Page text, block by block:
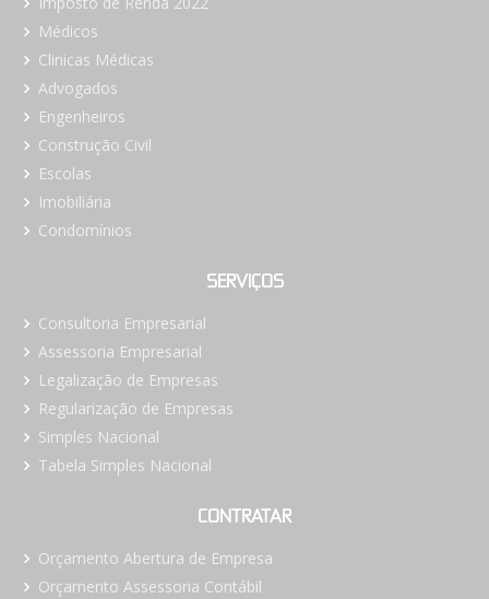
Médicos
Clinicas Médicas
Advogados
Engenheiros
Construção Civil
Escolas
Imobiliária
Condomínios
SERVIÇOS
Consultoria Empresarial
Assessoria Empresarial
Legalização de Empresas
Regularização de Empresas
Simples Nacional
Tabela Simples Nacional
CONTRATAR
Orçamento Abertura de Empresa
Orçamento Assessoria Contábil